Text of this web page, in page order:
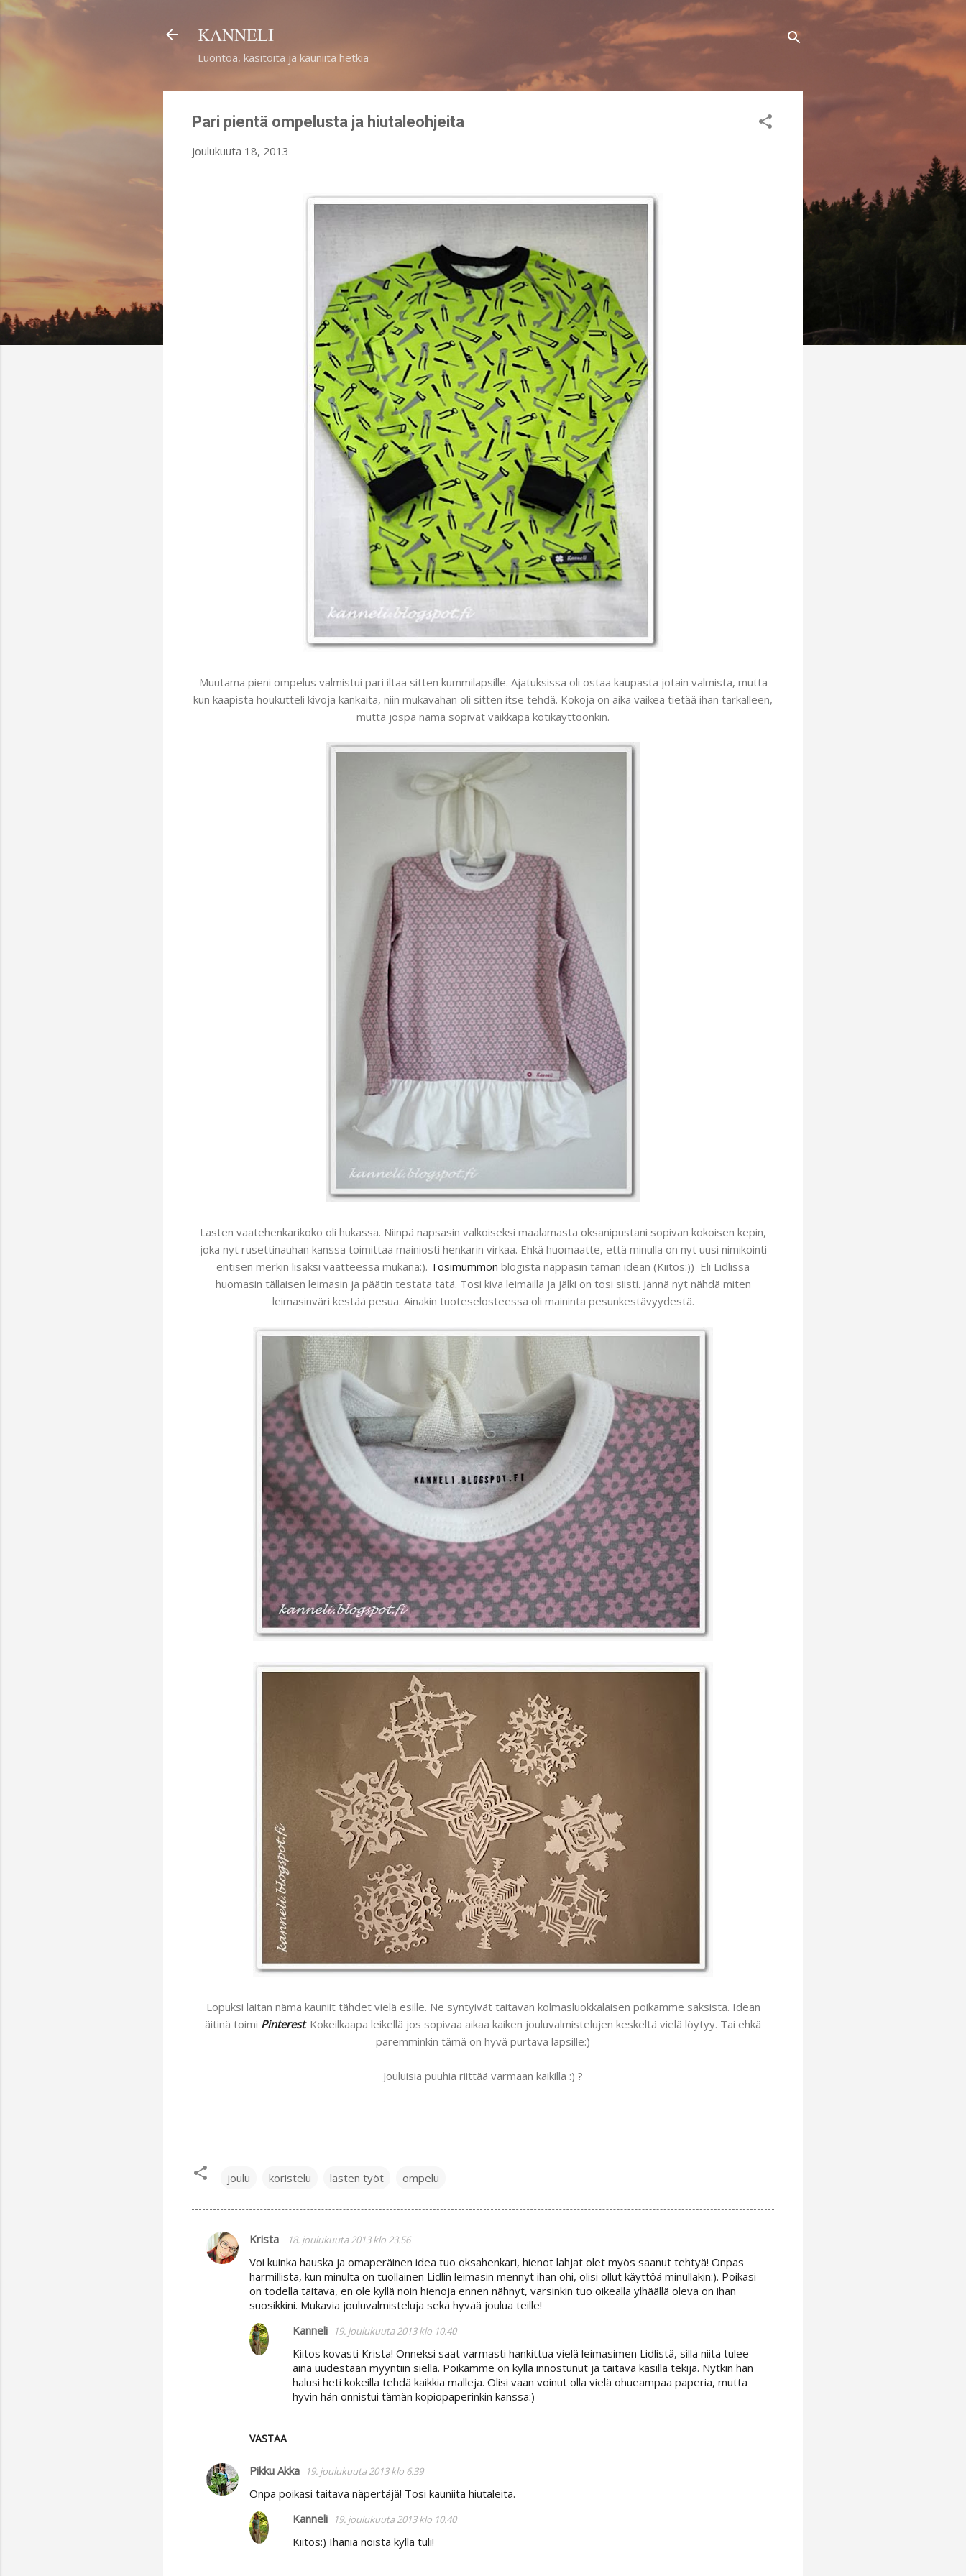
KANNELI
Luontoa, käsitöitä ja kauniita hetkiä
Pari pientä ompelusta ja hiutaleohjeita
joulukuuta 18, 2013
Muutama pieni ompelus valmistui pari iltaa sitten kummilapsille. Ajatuksissa oli ostaa kaupasta jotain valmista, mutta
kun kaapista houkutteli kivoja kankaita, niin mukavahan oli sitten itse tehdä. Kokoja on aika vaikea tietää ihan tarkalleen,
mutta jospa nämä sopivat vaikkapa kotikäyttöönkin.
Lasten vaatehenkarikoko oli hukassa. Niinpä napsasin valkoiseksi maalamasta oksanipustani sopivan kokoisen kepin,
joka nyt rusettinauhan kanssa toimittaa mainiosti henkarin virkaa. Ehkä huomaatte, että minulla on nyt uusi nimikointi
entisen merkin lisäksi vaatteessa mukana:). Tosimummon blogista nappasin tämän idean (Kiitos:)) Eli Lidlissä
huomasin tällaisen leimasin ja päätin testata tätä. Tosi kiva leimailla ja jälki on tosi siisti. Jännä nyt nähdä miten
leimasinväri kestää pesua. Ainakin tuoteselosteessa oli maininta pesunkestävyydestä.
Lopuksi laitan nämä kauniit tähdet vielä esille. Ne syntyivät taitavan kolmasluokkalaisen poikamme saksista. Idean
äitinä toimi Pinterest. Kokeilkaapa leikellä jos sopivaa aikaa kaiken jouluvalmistelujen keskeltä vielä löytyy. Tai ehkä
paremminkin tämä on hyvä purtava lapsille:)
Jouluisia puuhia riittää varmaan kaikilla :) ?
joulu koristelu lasten työt ompelu
K
o
Krista 18. joulukuuta 2013 klo 23.56
Voi kuinka hauska ja omaperäinen idea tuo oksahenkari, hienot lahjat olet myös saanut tehtyä! Onpas
harmillista, kun minulta on tuollainen Lidlin leimasin mennyt ihan ohi, olisi ollut käyttöä minullakin:). Poikasi
on todella taitava, en ole kyllä noin hienoja ennen nähnyt, varsinkin tuo oikealla ylhäällä oleva on ihan
suosikkini. Mukavia jouluvalmisteluja sekä hyvää joulua teille!
VASTAA
Kanneli 19. joulukuuta 2013 klo 10.40
Kiitos kovasti Krista! Onneksi saat varmasti hankittua vielä leimasimen Lidlistä, sillä niitä tulee
aina uudestaan myyntiin siellä. Poikamme on kyllä innostunut ja taitava käsillä tekijä. Nytkin hän
halusi heti kokeilla tehdä kaikkia malleja. Olisi vaan voinut olla vielä ohueampaa paperia, mutta
hyvin hän onnistui tämän kopiopaperinkin kanssa:)
Pikku Akka 19. joulukuuta 2013 klo 6.39
Onpa poikasi taitava näpertäjä! Tosi kauniita hiutaleita.
Kanneli
19. joulukuuta 2013 klo 10.40
Kiitos:) Ihania noista kyllä tuli!